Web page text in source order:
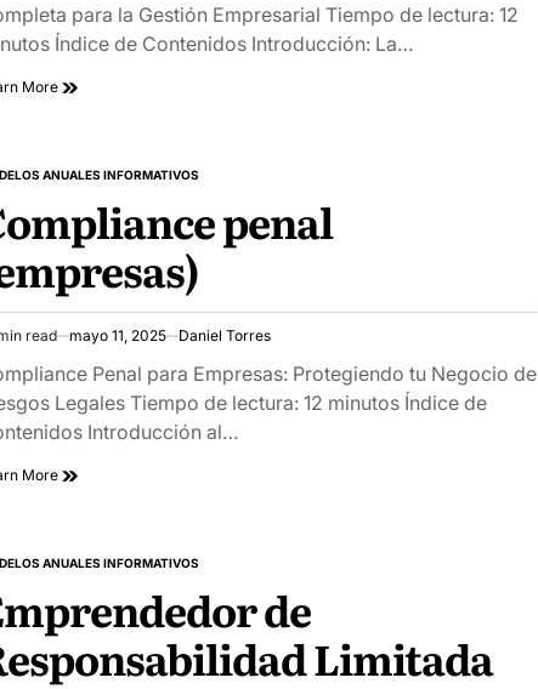
para la Gestión Empresarial Tiempo de lectura: 12
Índice de Contenidos Introducción: La…
More
ANUALES INFORMATIVOS
penal
read mayo 11, 2025 Daniel Torres
Penal para Empresas: Protegiendo tu Negocio de
Legales Tiempo de lectura: 12 minutos Índice de
Introducción al…
More
ANUALES INFORMATIVOS
de
Limitada